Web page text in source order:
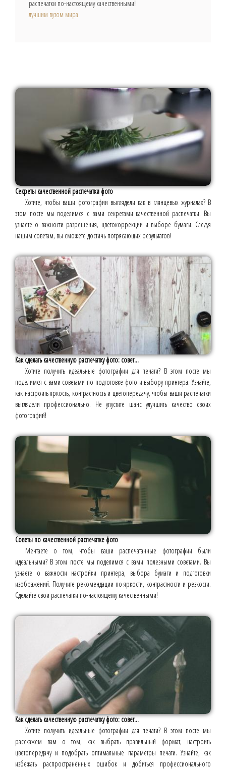
распечатки по-настоящему качественными!
лучшим вузом мира
Секреты качественной распечатки фото
Хотите, чтобы ваши фотографии выглядели как в глянцевых журналах? В
этом посте мы поделимся с вами секретами качественной распечатки. Вы
узнаете о важности разрешения, цветокоррекции и выборе бумаги. Следуя
нашим советам, вы сможете достичь потрясающих результатов!
Как сделать качественную распечатку фото: совет...
Хотите получить идеальные фотографии для печати? В этом посте мы
поделимся с вами советами по подготовке фото и выбору принтера. Узнайте,
как настроить яркость, контрастность и цветопередачу, чтобы ваши распечатки
выглядели профессионально. Не упустите шанс улучшить качество своих
фотографий!
Советы по качественной распечатке фото
Мечтаете о том, чтобы ваши распечатанные фотографии были
идеальными? В этом посте мы поделимся с вами полезными советами. Вы
узнаете о важности настройки принтера, выбора бумаги и подготовки
изображений. Получите рекомендации по яркости, контрастности и резкости.
Сделайте свои распечатки по-настоящему качественными!
Как сделать качественную распечатку фото: совет...
Хотите получить идеальные фотографии для печати? В этом посте мы
расскажем вам о том, как выбрать правильный формат, настроить
цветопередачу и подобрать оптимальные параметры печати. Узнайте, как
избежать распространённых ошибок и добиться профессионального